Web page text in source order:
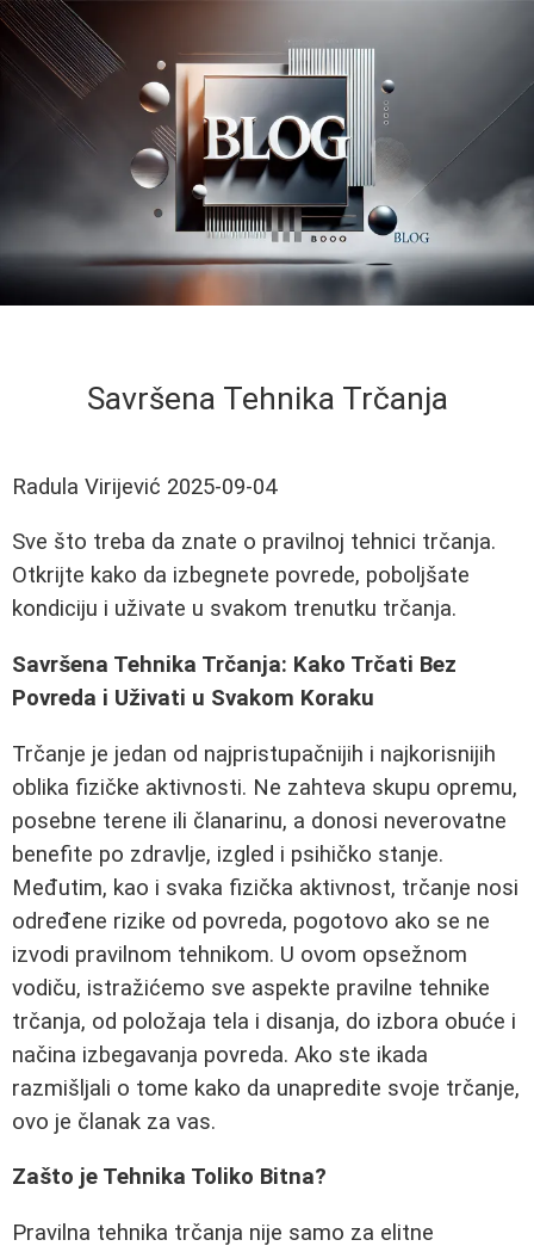
Savršena Tehnika Trčanja
Radula Virijević 2025-09-04
Sve što treba da znate o pravilnoj tehnici trčanja.
Otkrijte kako da izbegnete povrede, poboljšate
kondiciju i uživate u svakom trenutku trčanja.
Savršena Tehnika Trčanja: Kako Trčati Bez
Povreda i Uživati u Svakom Koraku
Trčanje je jedan od najpristupačnijih i najkorisnijih
oblika fizičke aktivnosti. Ne zahteva skupu opremu,
posebne terene ili članarinu, a donosi neverovatne
benefite po zdravlje, izgled i psihičko stanje.
Međutim, kao i svaka fizička aktivnost, trčanje nosi
određene rizike od povreda, pogotovo ako se ne
izvodi pravilnom tehnikom. U ovom opsežnom
vodiču, istražićemo sve aspekte pravilne tehnike
trčanja, od položaja tela i disanja, do izbora obuće i
načina izbegavanja povreda. Ako ste ikada
razmišljali o tome kako da unapredite svoje trčanje,
ovo je članak za vas.
Zašto je Tehnika Toliko Bitna?
Pravilna tehnika trčanja nije samo za elitne